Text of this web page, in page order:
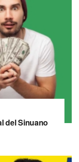
del Sinuano